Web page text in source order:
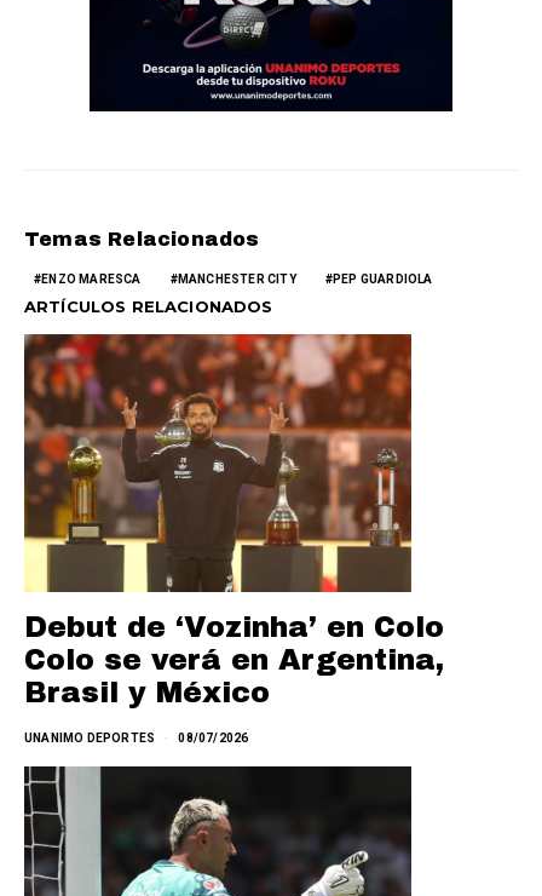
Temas Relacionados
ENZO MARESCA MANCHESTER CITY PEP GUARDIOLA
ARTÍCULOS RELACIONADOS
Debut de ‘Vozinha’ en Colo
Colo se verá en Argentina,
Brasil y México
UNANIMO DEPORTES 08/07/2026